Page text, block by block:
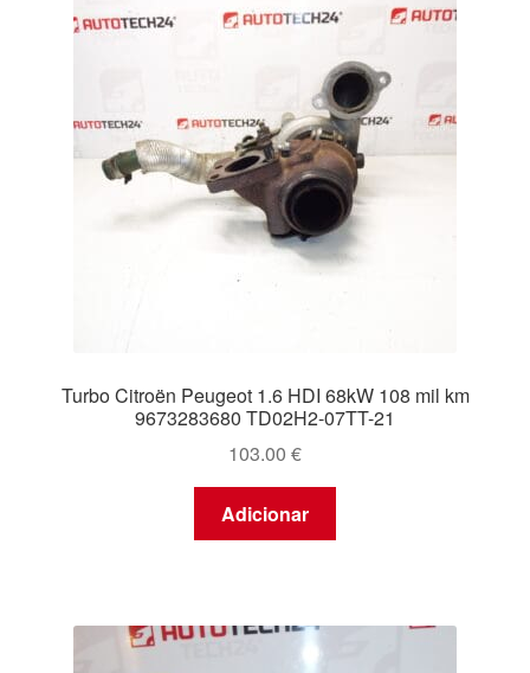
Turbo Citroën Peugeot 1.6 HDI 68kW 108 mil km
9673283680 TD02H2-07TT-21
103.00 €
Adicionar